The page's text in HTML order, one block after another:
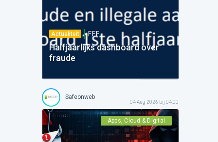
Actualiteit F.F.F.
Halfjaarlijks dashboard over
fraude
Safeonweb
04 Aug 2026 bij 04:00
Apps, Cloud & Digital